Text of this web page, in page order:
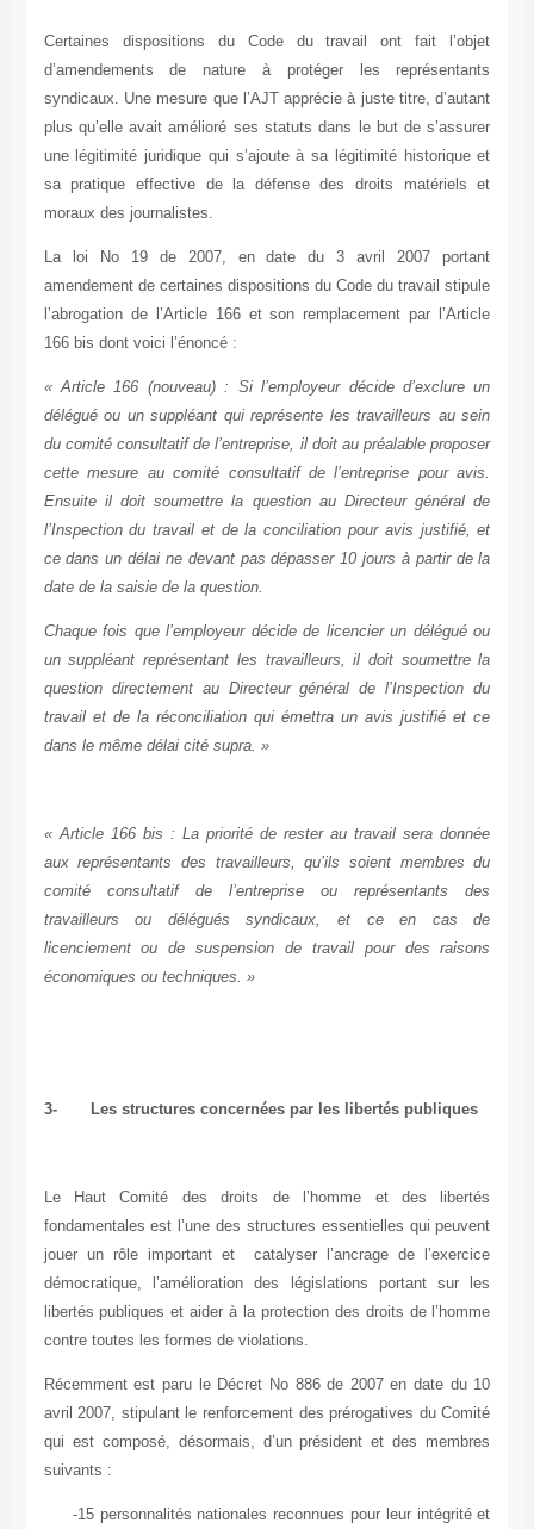
Certaines dispositions du Code du travail ont fait l’objet
d’amendements de nature à protéger les représentants
syndicaux. Une mesure que l’AJT apprécie à juste titre, d’autant
plus qu’elle avait amélioré ses statuts dans le but de s’assurer
une légitimité juridique qui s’ajoute à sa légitimité historique et
sa pratique effective de la défense des droits matériels et
moraux des journalistes.
La loi No 19 de 2007, en date du 3 avril 2007 portant
amendement de certaines dispositions du Code du travail stipule
l’abrogation de l’Article 166 et son remplacement par l’Article
166 bis dont voici l’énoncé :
« Article 166 (nouveau) : Si l’employeur décide d’exclure un
délégué ou un suppléant qui représente les travailleurs au sein
du comité consultatif de l’entreprise, il doit au préalable proposer
cette mesure au comité consultatif de l’entreprise pour avis.
Ensuite il doit soumettre la question au Directeur général de
l’Inspection du travail et de la conciliation pour avis justifié, et
ce dans un délai ne devant pas dépasser 10 jours à partir de la
date de la saisie de la question.
Chaque fois que l’employeur décide de licencier un délégué ou
un suppléant représentant les travailleurs, il doit soumettre la
question directement au Directeur général de l’Inspection du
travail et de la réconciliation qui émettra un avis justifié et ce
dans le même délai cité supra. »
« Article 166 bis : La priorité de rester au travail sera donnée
aux représentants des travailleurs, qu’ils soient membres du
comité consultatif de l’entreprise ou représentants des
travailleurs ou délégués syndicaux, et ce en cas de
licenciement ou de suspension de travail pour des raisons
économiques ou techniques. »
3- Les structures concernées par les libertés publiques
Le Haut Comité des droits de l’homme et des libertés
fondamentales est l’une des structures essentielles qui peuvent
jouer un rôle important et catalyser l’ancrage de l’exercice
démocratique, l’amélioration des législations portant sur les
libertés publiques et aider à la protection des droits de l’homme
contre toutes les formes de violations.
Récemment est paru le Décret No 886 de 2007 en date du 10
avril 2007, stipulant le renforcement des prérogatives du Comité
qui est composé, désormais, d’un président et des membres
suivants :
-15 personnalités nationales reconnues pour leur intégrité et